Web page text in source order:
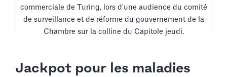
commerciale de Turing, lors d'une audience du comité
de surveillance et de réforme du gouvernement de la
Chambre sur la colline du Capitole jeudi.
Jackpot pour les maladies